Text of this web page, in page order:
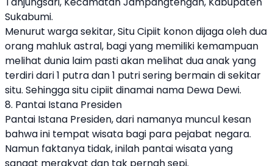
Sukabumi.
Menurut warga sekitar, Situ Cipiit konon dijaga oleh dua
orang mahluk astral, bagi yang memiliki kemampuan
melihat dunia laim pasti akan melihat dua anak yang
terdiri dari 1 putra dan 1 putri sering bermain di sekitar
situ. Sehingga situ cipiit dinamai nama Dewa Dewi.
8. Pantai Istana Presiden
Pantai Istana Presiden, dari namanya muncul kesan
bahwa ini tempat wisata bagi para pejabat negara.
Namun faktanya tidak, inilah pantai wisata yang